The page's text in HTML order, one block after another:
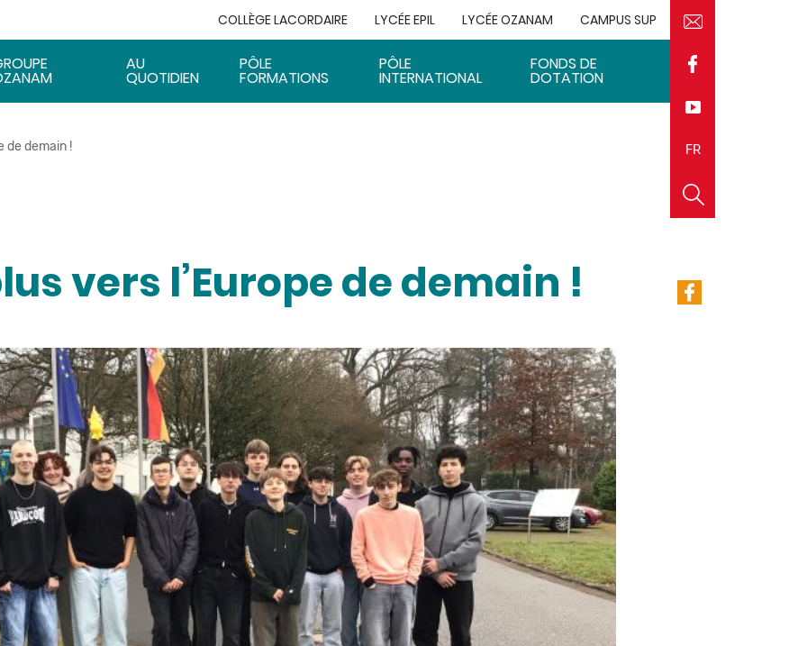
COLLÈGE LACORDAIRE LYCÉE EPIL LYCÉE OZANAM CAMPUS SUP
AU
QUOTIDIEN
PÔLE
FORMATIONS
PÔLE
INTERNATIONAL
FONDS DE
DOTATION
FR
EN
de demain !
vers l’Europe de demain !